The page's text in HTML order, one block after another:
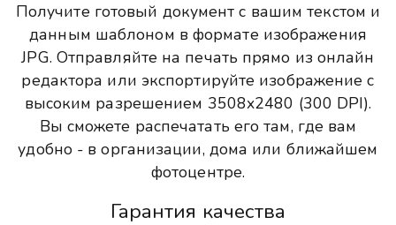
Получите готовый документ с вашим текстом и
данным шаблоном в формате изображения
JPG. Отправляйте на печать прямо из онлайн
редактора или экспортируйте изображение с
высоким разрешением 3508x2480 (300 DPI).
Вы сможете распечатать его там, где вам
удобно - в организации, дома или ближайшем
фотоцентре.
Гарантия качества